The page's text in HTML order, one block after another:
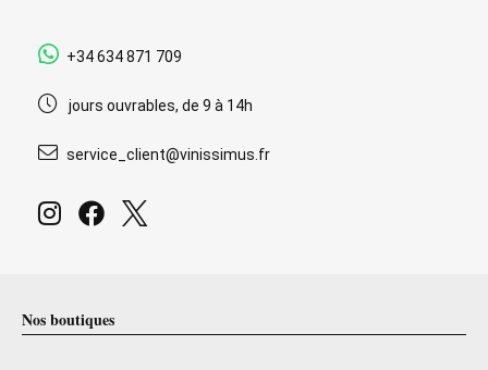
+34 634 871 709
jours ouvrables, de 9 à 14h
service_client@vinissimus.fr
Nos boutiques